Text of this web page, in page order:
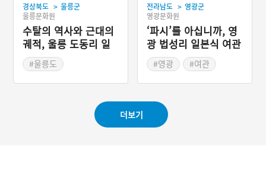
경상북도 > 울릉군
울릉문화원
수탈의 역사와 근대의
궤적, 울릉 도동리 일
본식 가옥
#울릉도
#경상북도 근대문화유산
전라남도 > 영광군
영광문화원
‘파시’를 아십니까, 영
광 법성리 일본식 여관
#영광
#여관
더보기